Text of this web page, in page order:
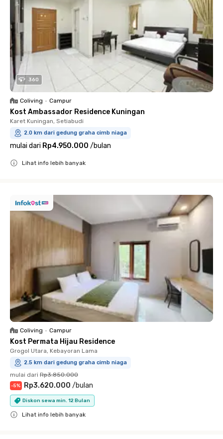
360
Coliving • Campur
Kost Ambassador Residence Kuningan
Karet Kuningan, Setiabudi
2.0 km dari gedung graha cimb niaga
mulai dari Rp4.950.000 /bulan
Lihat info lebih banyak
Coliving • Campur
Kost Permata Hijau Residence
Grogol Utara, Kebayoran Lama
2.5 km dari gedung graha cimb niaga
mulai dari Rp3.850.000
-5% Rp3.620.000 /bulan
Diskon sewa min. 12 Bulan
Lihat info lebih banyak